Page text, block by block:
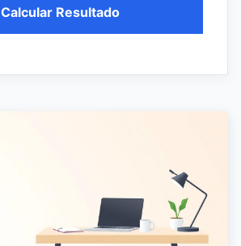
Calcular Resultado